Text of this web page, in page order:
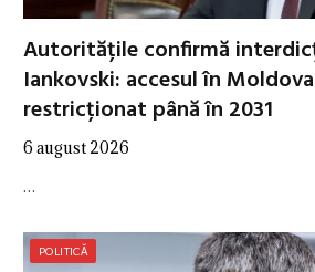
Autoritățile confirmă
Iankovski: accesul în
restricționat până în 2031
6 august 2026
…
POLITICĂ